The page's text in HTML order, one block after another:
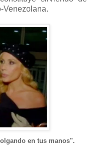
Venezolana.
en tus manos".